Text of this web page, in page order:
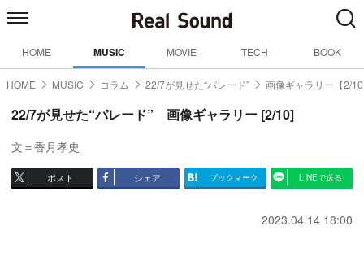
HOME MUSIC MOVIE TECH BOOK
HOME MUSIC コラム 22/7が見せた“パレード” 画像ギャラリー【2/
22/7が見せた“パレード” 画像ギャラリー [2/10]
文＝香月孝史
ポスト シェア ブックマーク LINEで送る
2023.04.14 18:00